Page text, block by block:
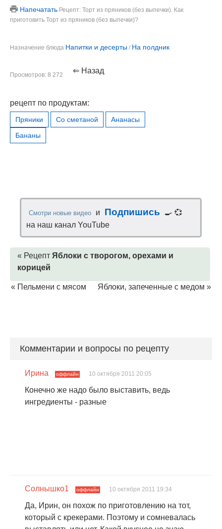
Напечатать Рецепт: Торт из пряников (без выпечки). Как
приготовить Торт из пряников (без выпечки)?
Назначение блюда Напитки и десерты / На полдник
Просмотров: 8 272 ⇐ Назад
рецепт по продуктам:
Пряники Со сметаной
Ананасы
Бананы
Смотри новые видео и Подпишись
🍳 💞
на наш канал YouTube
« Рецепт Яблоки с творогом, орехами и
корицей
« Пельмени с мясом Яблоки, запеченные с медом »
Комментарии и вопросы по рецепту
Ирина оффлайн 10 октября 2011 20:05
Конечно же надо было выставить, ведь
ингредиенты - разные
Солнышко1 оффлайн 10 октября 2011 19:34
Да, Ирин, он похож по приготовлению на тот,
который с крекерами. Поэтому и сомневалась